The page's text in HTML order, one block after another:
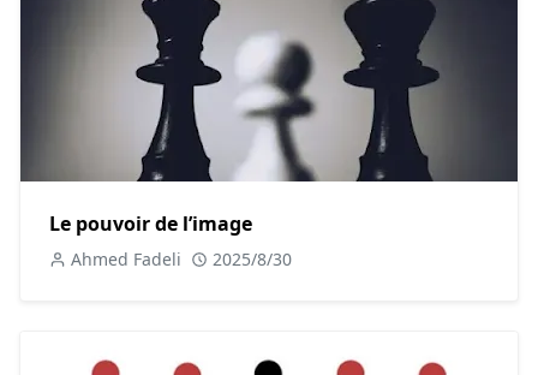
Cependant, les opposants soulignent la restriction de la
liberté individuelle. Les jeunes peuvent se sentir contraints
d'accepter des partenaires choisis par leurs familles,
même s'ils ne partagent pas de sentiments amoureux.
Cela peut conduire à des mariages insatisfaisants et à un
En outre, il est crucial de trouver un équilibre entre tradition
Le pouvoir de l’image
Ahmed Fadeli 2025/8/30